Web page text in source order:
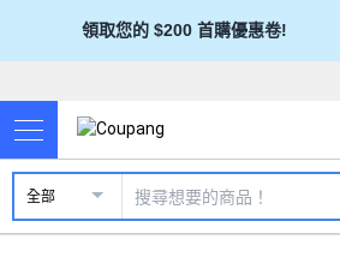
領取您的 $200 首購優惠卷!
全部